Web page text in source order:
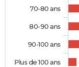
70-80 ans
80-90 ans
90-100 ans
Plus de 100 ans